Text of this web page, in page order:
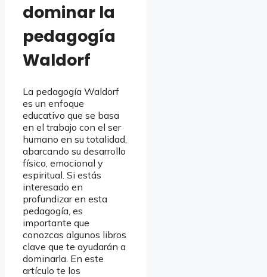
dominar la
pedagogía
Waldorf
La pedagogía Waldorf
es un enfoque
educativo que se basa
en el trabajo con el ser
humano en su totalidad,
abarcando su desarrollo
físico, emocional y
espiritual. Si estás
interesado en
profundizar en esta
pedagogía, es
importante que
conozcas algunos libros
clave que te ayudarán a
dominarla. En este
artículo te los